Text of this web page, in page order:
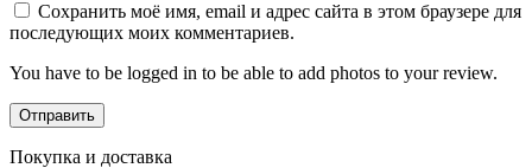
Сохранить моё имя, email и адрес сайта в этом браузере для
последующих моих комментариев.
You have to be logged in to be able to add photos to your review.
Покупка и доставка